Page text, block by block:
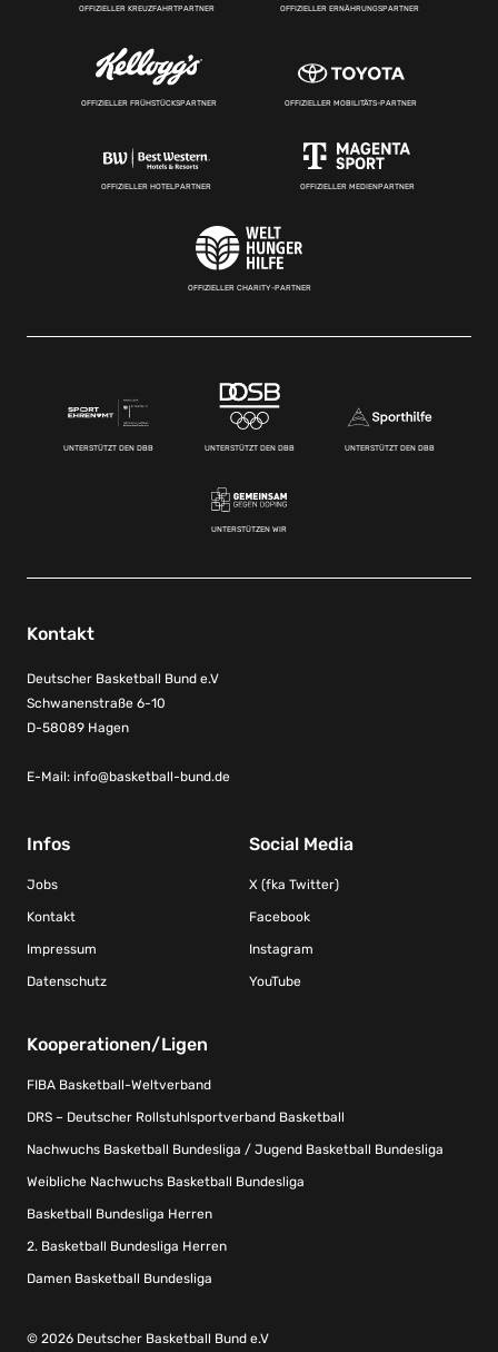
OFFIZIELLER KREUZFAHRTPARTNER OFFIZIELLER ERNÄHRUNGSPARTNER
OFFIZIELLER FRÜHSTÜCKSPARTNER OFFIZIELLER MOBILITÄTS-PARTNER
OFFIZIELLER HOTELPARTNER OFFIZIELLER MEDIENPARTNER
OFFIZIELLER CHARITY-PARTNER
UNTERSTÜTZT DEN DBB UNTERSTÜTZT DEN DBB UNTERSTÜTZT DEN DBB
UNTERSTÜTZEN WIR
Kontakt
Deutscher Basketball Bund e.V
Schwanenstraße 6-10
D-58089 Hagen
E-Mail: info@basketball-bund.de
Infos
Jobs
Kontakt
Impressum
Datenschutz
Social Media
X (fka Twitter)
Facebook
Instagram
YouTube
Kooperationen/Ligen
FIBA Basketball-Weltverband
DRS – Deutscher Rollstuhlsportverband Basketball
Nachwuchs Basketball Bundesliga / Jugend Basketball Bundesliga
Weibliche Nachwuchs Basketball Bundesliga
Basketball Bundesliga Herren
2. Basketball Bundesliga Herren
Damen Basketball Bundesliga
© 2026 Deutscher Basketball Bund e.V